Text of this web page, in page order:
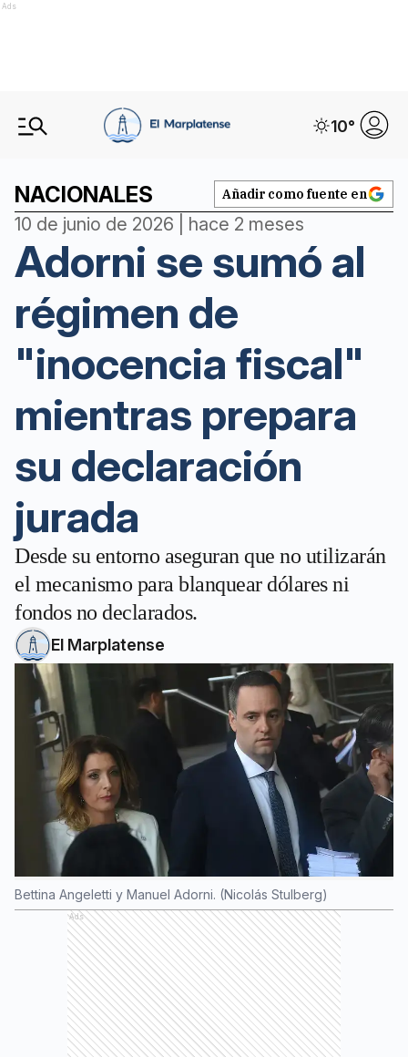
Ads
10°
NACIONALES Añadir como fuente en
10 de junio de 2026 | hace 2 meses
Adorni se sumó al
régimen de
"inocencia fiscal"
mientras prepara
su declaración
jurada
Desde su entorno aseguran que no utilizarán
el mecanismo para blanquear dólares ni
fondos no declarados.
El Marplatense
Bettina Angeletti y Manuel Adorni. (Nicolás Stulberg)
Ads